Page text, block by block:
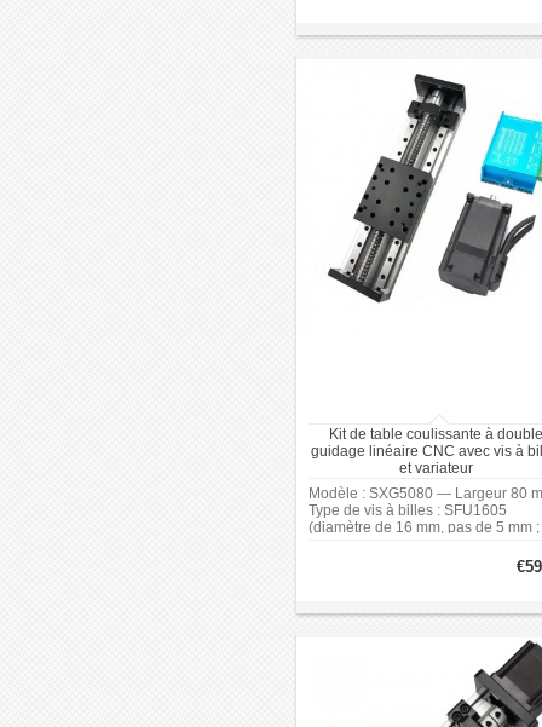
linéaires HGR15R et des curseurs
pour moteurs pas à pas NEMA 23.
conception a une largeur de 60
Kit de table coulissante à double
guidage linéaire CNC avec vis à
et variateur
Modèle : SXG5080 — Largeur 80
Type de vis à billes : SFU1605
(diamètre de 16 mm, pas de 5 mm
5 mm). Précision de la vis à billes :